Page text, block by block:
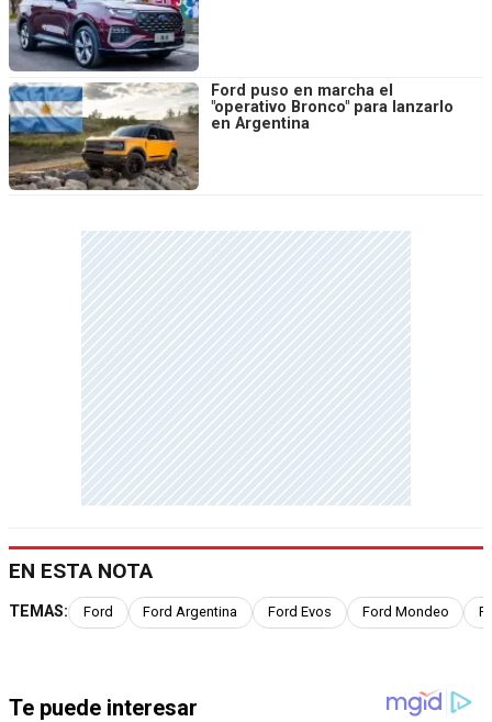
Ford puso en marcha el
"operativo Bronco" para lanzarlo
en Argentina
EN ESTA NOTA
TEMAS: Ford Ford Argentina Ford Evos Ford Mondeo